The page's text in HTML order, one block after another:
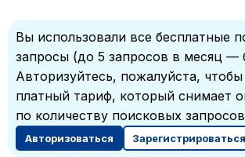
Вы использовали все бесплатные
запросы (до 5 запросов в месяц —
Авторизуйтесь, пожалуйста,
платный тариф, который снимает
по количеству поисковых
Авторизоваться Зарегистрироваться